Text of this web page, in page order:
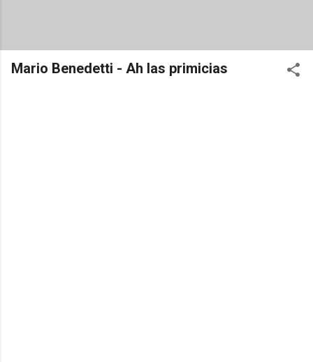
Mario Benedetti - Ah las primicias